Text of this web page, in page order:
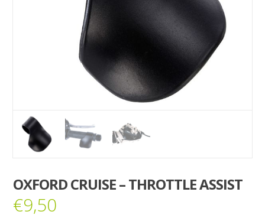
OXFORD CRUISE – THROTTLE ASSIST
€9,50